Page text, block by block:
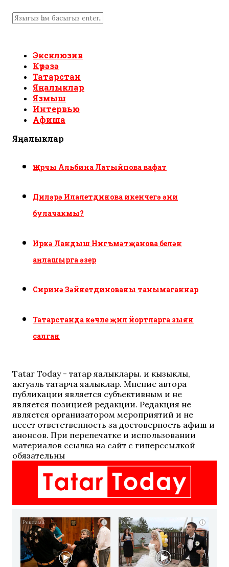
Эксклюзив
Күрәзә
Татарстан
Яңалыклар
Язмыш
Интервью
Афиша
Яңалыклар
Җырчы Альбина Латыйпова вафат
Диләрә Илалетдинова икенчегә әни
булачакмы?
Иркә Ландыш Нигъмәтҗанова белән
аңлашырга әзер
Сиринә Зәйнетдинованы танымаганнар
Татарстанда көчле җил йортларга зыян
салган
Tatar Today - татар яңалыклары. иң кызыклы,
актуаль татарча яңалыклар. Мнение автора
публикации является субъективным и не
является позицией редакции. Редакция не
является организатором мероприятий и не
несет ответственность за достоверность афиш и
анонсов. При перепечатке и использовании
материалов ссылка на сайт с гиперссылкой
обязательны
i i